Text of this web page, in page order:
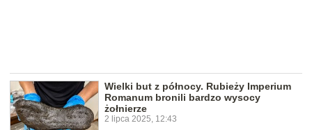
Wielki but z północy. Rubieży Imperium
Romanum bronili bardzo wysocy
żołnierze
2 lipca 2025, 12:43